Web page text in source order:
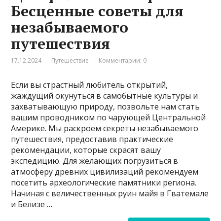
Бесценные советы для
незабываемого
путешествия
17.12.2024 Путешествие Комментарии: 0
Если вы страстный любитель открытий,
жаждущий окунуться в самобытные культуры и
захватывающую природу, позвольте нам стать
вашим проводником по чарующей Центральной
Америке. Мы раскроем секреты незабываемого
путешествия, предоставив практические
рекомендации, которые скрасят вашу
экспедицию. Для желающих погрузиться в
атмосферу древних цивилизаций рекомендуем
посетить археологические памятники региона.
Начиная с величественных руин майя в Гватемале
и Белизе …